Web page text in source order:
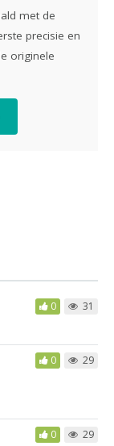
met de
precisie en
originele
0 31
0 29
0 29